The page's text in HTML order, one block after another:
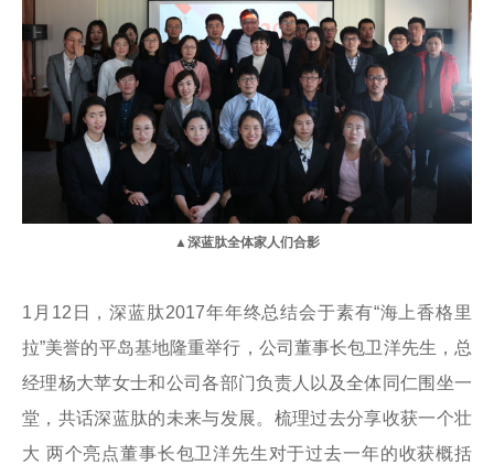
▲深蓝肽全体家人们合影
1月12日，深蓝肽2017年年终总结会于素有“海上香格里
拉”美誉的平岛基地隆重举行，公司董事长包卫洋先生，总
经理杨大苹女士和公司各部门负责人以及全体同仁围坐一
堂，共话深蓝肽的未来与发展。梳理过去分享收获一个壮
大 两个亮点董事长包卫洋先生对于过去一年的收获概括